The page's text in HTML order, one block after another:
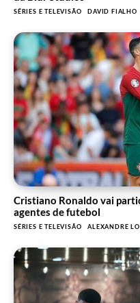
SÉRIES E TELEVISÃO DAVID FIALHO
Cristiano Ronaldo vai
agentes de futebol
SÉRIES E TELEVISÃO ALEXANDRE